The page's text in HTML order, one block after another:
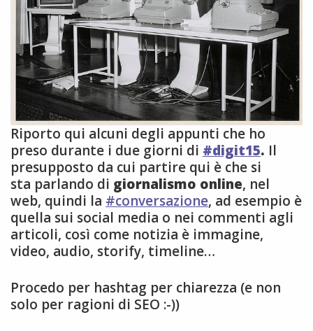
Riporto qui alcuni degli appunti che ho
preso durante i due giorni di #digit15. Il
presupposto da cui partire qui è che si
sta parlando di giornalismo online, nel
web, quindi la #conversazione, ad esempio è
quella sui social media o nei commenti agli
articoli, così come notizia è immagine,
video, audio, storify, timeline…
Procedo per hashtag per chiarezza (e non
solo per ragioni di SEO :-))